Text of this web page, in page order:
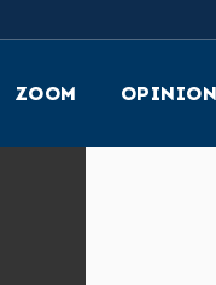
ZOOM OPINION